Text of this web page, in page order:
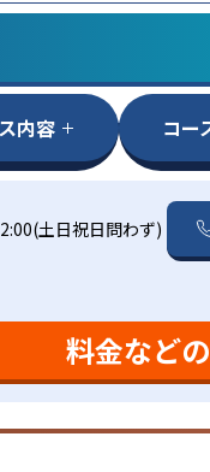
内容 コー
土日祝日問わず)
料金など